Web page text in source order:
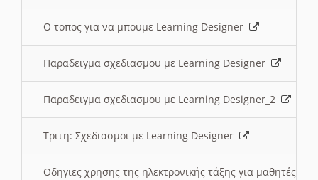
O τοπος για να μπουμε Learning Designer
Παραδειγμα σχεδιασμου με Learning Designer
Παραδειγμα σχεδιασμου με Learning Designer_2
Τριτη: Σχεδιασμοι με Learning Designer
Οδηγιες χρησης της ηλεκτρονικής τάξης για μαθητές